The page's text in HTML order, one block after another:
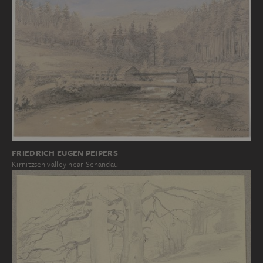
FRIEDRICH EUGEN PEIPERS
Kirnitzsch valley near Schandau